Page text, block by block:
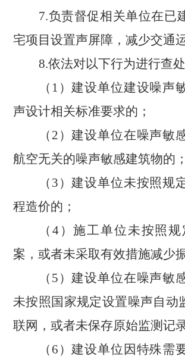
7.负责督促相关单位在已
宅项目设置声屏障，减少交通
8.依法对以下行为进行查处
（ 1）建设单位建设噪声
声设计相关标准要求的；
（ 2）建设单位在噪声敏
航空无关的噪声敏感建筑物的；
（ 3）建设单位未按照规
程造价的；
（ 4）施工单位未按照
案，或者未采取有效措施减少
（ 5）建设单位在噪声敏
未按照国家规定设置噪声自动
联网，或者未保存原始监测记
（ 6）建设单位因特殊需